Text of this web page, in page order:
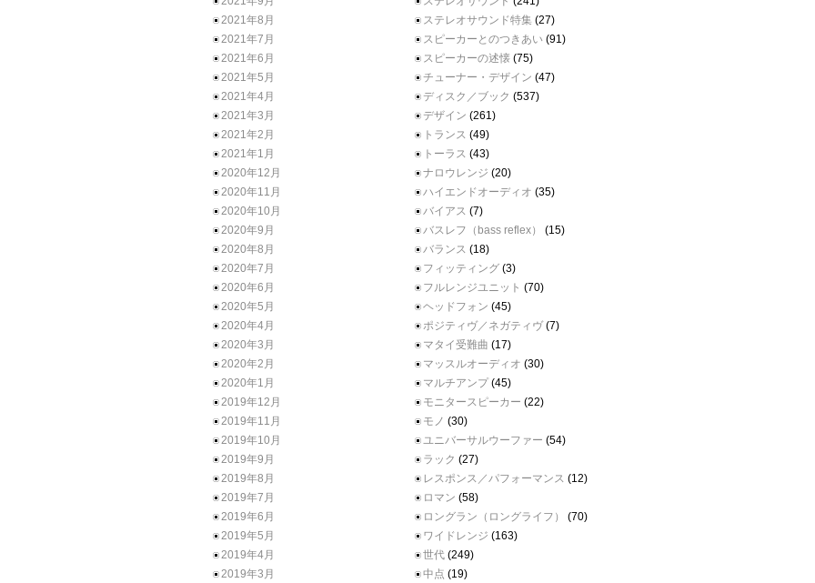
2021年8月
2021年7月
2021年6月
2021年5月
2021年4月
2021年3月
2021年2月
2021年1月
2020年12月
2020年11月
2020年10月
2020年9月
2020年8月
2020年7月
2020年6月
2020年5月
2020年4月
2020年3月
2020年2月
2020年1月
2019年12月
2019年11月
2019年10月
2019年9月
2019年8月
2019年7月
2019年6月
2019年5月
2019年4月
2019年3月
ステレオサウンド特集 (27)
スピーカーとのつきあい (91)
スピーカーの述懐 (75)
チューナー・デザイン (47)
ディスク／ブック (537)
デザイン (261)
トランス (49)
トーラス (43)
ナロウレンジ (20)
ハイエンドオーディオ (35)
バイアス (7)
バスレフ（bass reflex）
(15)
バランス (18)
フィッティング (3)
フルレンジユニット (70)
ヘッドフォン (45)
ポジティヴ／ネガティヴ(7)
マタイ受難曲 (17)
マッスルオーディオ (30)
マルチアンプ (45)
モニタースピーカー (22)
モノ (30)
ユニバーサルウーファー (54)
ラック (27)
レスポンス／パフォーマンス (12)
ロマン (58)
ロングラン（ロングライフ）
(70)
ワイドレンジ (163)
世代 (249)
中点 (19)